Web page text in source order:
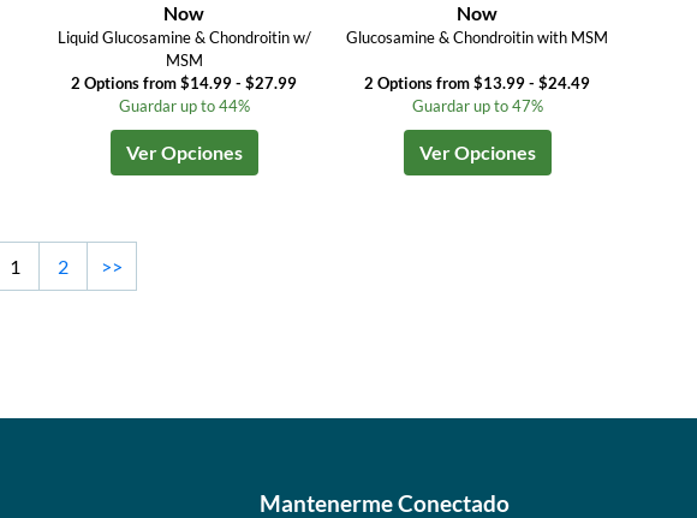
Now
Liquid Glucosamine & Chondroitin w/
MSM
2 Options from $14.99 - $27.99
Guardar up to 44%
Ver Opciones
Now
Glucosamine & Chondroitin with MSM
2 Options from $13.99 - $24.49
Guardar up to 47%
Ver Opciones
1 2 >>
Mantenerme Conectado